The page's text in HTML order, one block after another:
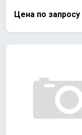
Цена по запросу